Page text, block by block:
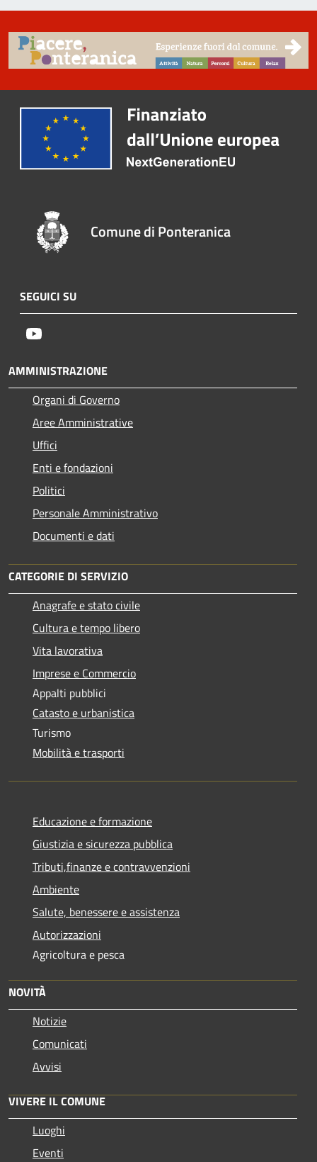
Comune di Ponteranica
SEGUICI SU
AMMINISTRAZIONE
Organi di Governo
Aree Amministrative
Uffici
Enti e fondazioni
Politici
Personale Amministrativo
Documenti e dati
CATEGORIE DI SERVIZIO
Anagrafe e stato civile
Cultura e tempo libero
Vita lavorativa
Imprese e Commercio
Appalti pubblici
Catasto e urbanistica
Turismo
Mobilità e trasporti
Educazione e formazione
Giustizia e sicurezza pubblica
Tributi,finanze e contravvenzioni
Ambiente
Salute, benessere e assistenza
Autorizzazioni
Agricoltura e pesca
NOVITÀ
Notizie
Comunicati
Avvisi
VIVERE IL COMUNE
Luoghi
Eventi